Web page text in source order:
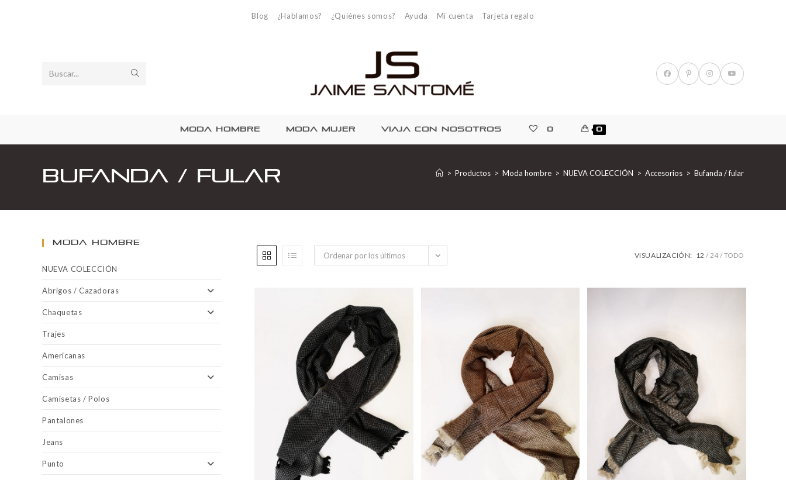
Blog ¿Hablamos? ¿Quiénes somos? Ayuda Mi cuenta Tarjeta regalo
Buscar...
MODA HOMBRE MODA MUJER VIAJA CON NOSOTROS 0 0
Bufanda / fular > Productos > Moda hombre > NUEVA COLECCIÓN > Accesorios > Bufanda / fular
Ordenar por los últimos VISUALIZACIÓN: 12 24 TODO
MODA HOMBRE
NUEVA COLECCIÓN
Abrigos / Cazadoras
Chaquetas
Trajes
Americanas
Camisas
Camisetas / Polos
Pantalones
Jeans
Punto